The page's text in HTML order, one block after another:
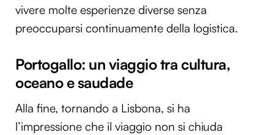
vivere molte esperienze diverse senza
preoccuparsi continuamente della logistica.
Portogallo: un viaggio tra cultura,
oceano e saudade
Alla fine, tornando a Lisbona, si ha
l’impressione che il viaggio non si chiuda